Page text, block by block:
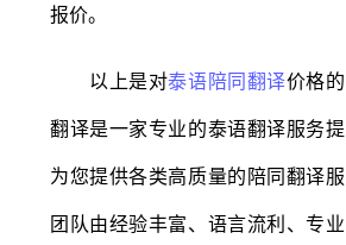
报价。
以上是对泰语陪同翻译价格
翻译是一家专业的泰语翻译服务
为您提供各类高质量的陪同翻译
团队由经验丰富、语言流利、专